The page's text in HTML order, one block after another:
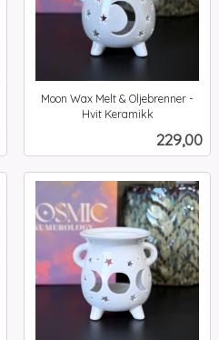
Moon Wax Melt & Oljebrenner -
Hvit Keramikk
Pris
229,00